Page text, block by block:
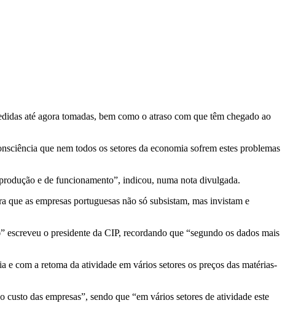
até agora tomadas, bem como o atraso com que têm chegado ao
que nem todos os setores da economia sofrem estes problemas
e de funcionamento”, indicou, numa nota divulgada.
as empresas portuguesas não só subsistam, mas invistam e
o presidente da CIP, recordando que “segundo os dados mais
com a retoma da atividade em vários setores os preços das matérias-
das empresas”, sendo que “em vários setores de atividade este